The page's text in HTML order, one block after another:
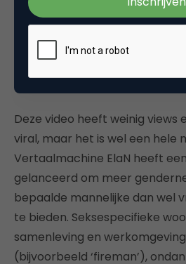
Deze video heeft weinig views
viral, maar het is wel een hele
Vertaalmachine ElaN heeft
gelanceerd om meer
bepaalde mannelijke dan wel
te bieden. Seksespecifieke
samenleving en
(bijvoorbeeld ‘fireman’),